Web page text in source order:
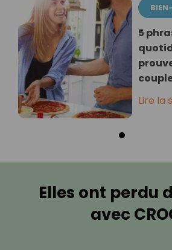
5
Lire la
Elles ont perdu
avec